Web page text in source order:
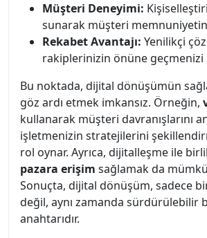
Müşteri Deneyimi:
sunarak müşteri memnuniyetini
Rekabet Avantajı: Yenilikçi
rakiplerinizin önüne geçmenizi
Bu noktada, dijital dönüşümün
göz ardı etmek imkansız. Örneğin,
kullanarak müşteri davranışlarını
işletmenizin stratejilerini
rol oynar. Ayrıca, dijitalleşme ile
pazara erişim sağlamak da
Sonuçta, dijital dönüşüm, sadece
değil, aynı zamanda sürdürülebilir
anahtarıdır.